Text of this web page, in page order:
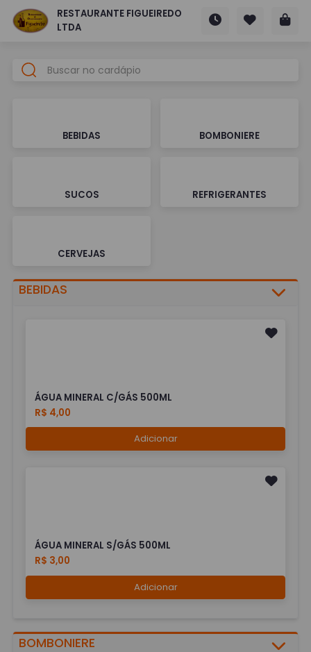
RESTAURANTE FIGUEIREDO
LTDA
BEBIDAS BOMBONIERE
SUCOS REFRIGERANTES
CERVEJAS
BEBIDAS
ÁGUA MINERAL C/GÁS 500ML
R$ 4,00
Adicionar
ÁGUA MINERAL S/GÁS 500ML
R$ 3,00
Adicionar
BOMBONIERE